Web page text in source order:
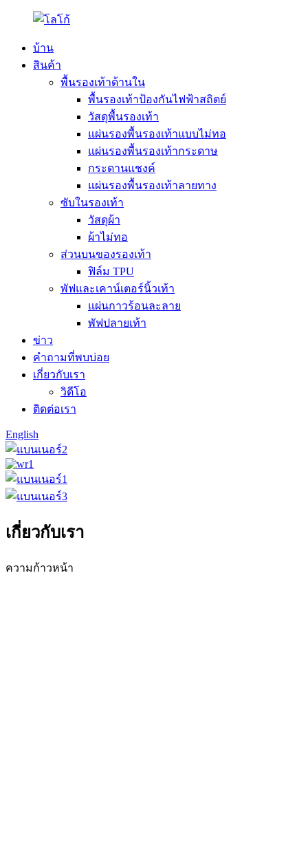
บ้าน
สินค้า
พื้นรองเท้าด้านใน
พื้นรองเท้าป้องกันไฟฟ้าสถิตย์
วัสดุพื้นรองเท้า
แผ่นรองพื้นรองเท้าแบบไม่ทอ
แผ่นรองพื้นรองเท้ากระดาษ
กระดานแชงค์
แผ่นรองพื้นรองเท้าลายทาง
ซับในรองเท้า
วัสดุผ้า
ผ้าไม่ทอ
ส่วนบนของรองเท้า
ฟิล์ม TPU
พัฟและเคาน์เตอร์นิ้วเท้า
แผ่นกาวร้อนละลาย
พัฟปลายเท้า
ข่าว
คำถามที่พบบ่อย
เกี่ยวกับเรา
วิดีโอ
ติดต่อเรา
English
เกี่ยวกับเรา
ความก้าวหน้า